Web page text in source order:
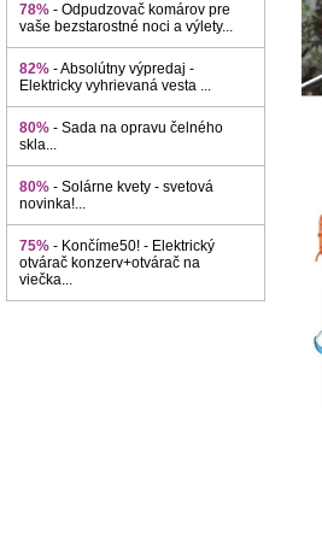
78% - Odpudzovač komárov pre
vaše bezstarostné noci a výlety...
82% - Absolútny výpredaj -
Elektricky vyhrievaná vesta ...
80% - Sada na opravu čelného
skla...
80% - Solárne kvety - svetová
novinka!...
75% - Končíme50! - Elektrický
otvárač konzerv+otvárač na
viečka...